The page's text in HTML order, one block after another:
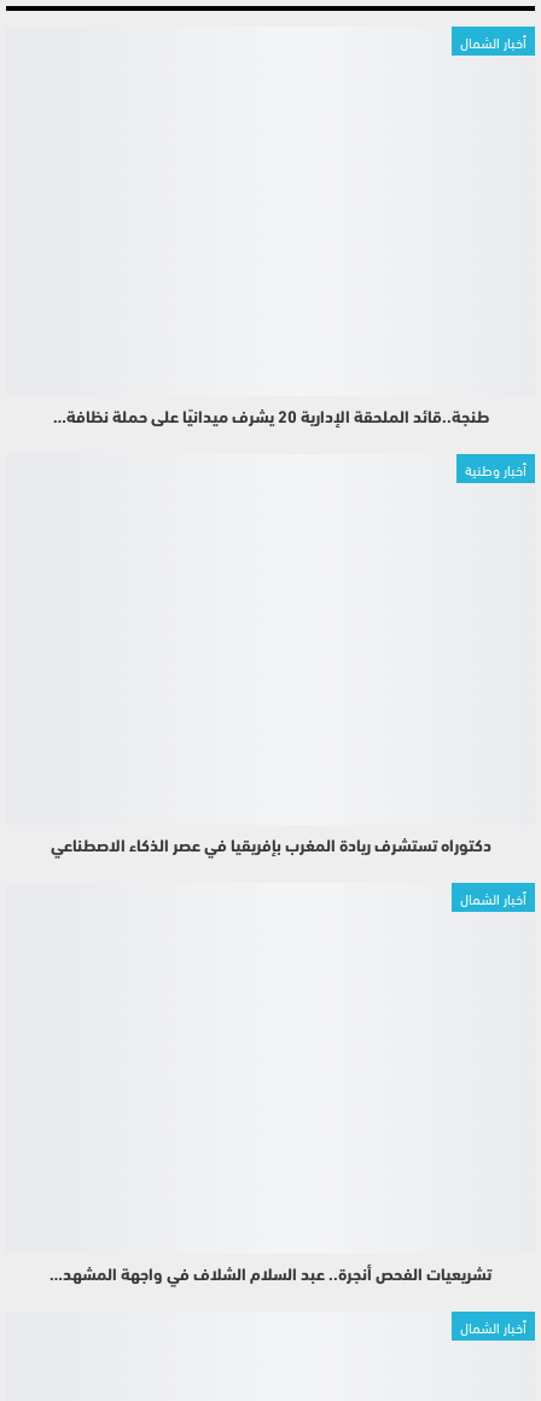
أخبار الشمال
طنجة..قائد الملحقة الإدارية 20 يشرف ميدانيًا على حملة نظافة…
أخبار وطنية
دكتوراه تستشرف ريادة المغرب بإفريقيا في عصر الذكاء الاصطناعي
أخبار الشمال
تشريعيات الفحص أنجرة.. عبد السلام الشلاف في واجهة المشهد…
أخبار الشمال